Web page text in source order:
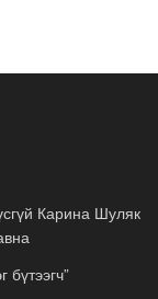
Карина Шуляк